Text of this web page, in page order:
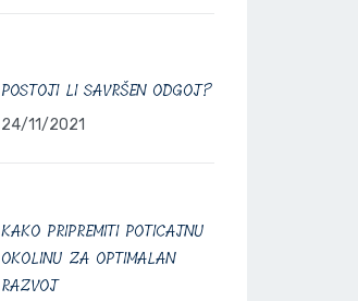
POSTOJI LI SAVRŠEN ODGOJ?
24/11/2021
KAKO PRIPREMITI POTICAJNU
OKOLINU ZA OPTIMALAN
RAZVOJ